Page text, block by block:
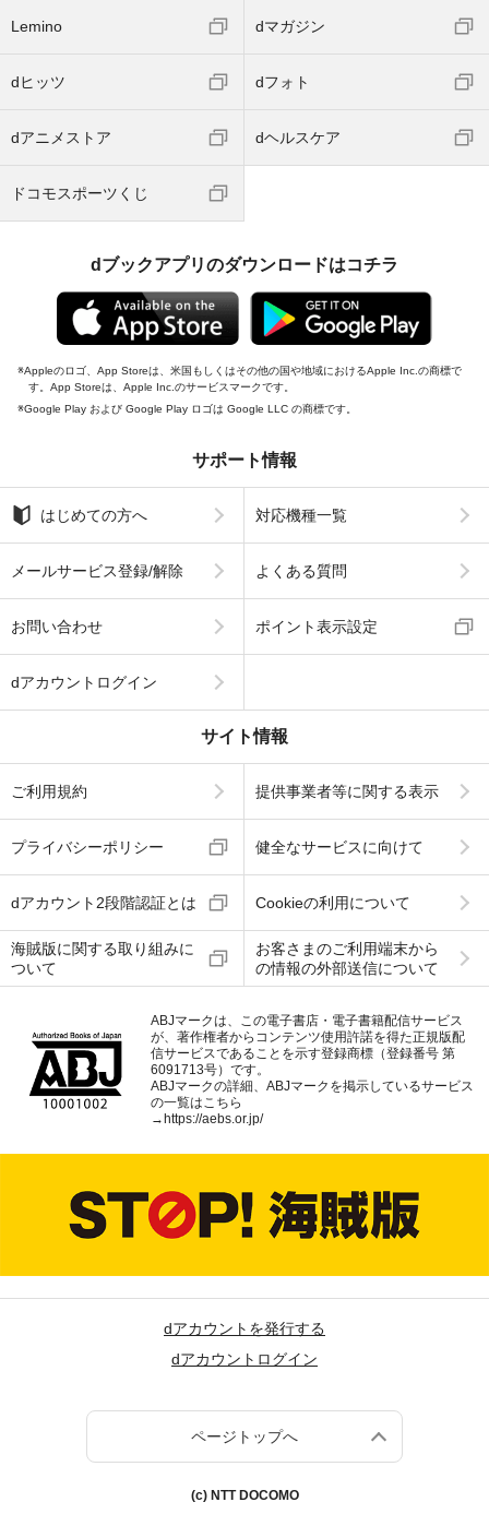
Lemino dマガジン
dヒッツ dフォト
dアニメストア dヘルスケア
ドコモスポーツくじ
dブックアプリのダウンロードはコチラ
Appleのロゴ、App Storeは、米国もしくはその他の国や地域におけるApple Inc.の商標で
す。App Storeは、Apple Inc.のサービスマークです。
Google Play および Google Play ロゴは Google LLC の商標です。
サポート情報
はじめての方へ 対応機種一覧
メールサービス登録/解除 よくある質問
お問い合わせ ポイント表示設定
dアカウントログイン
サイト情報
ご利用規約 提供事業者等に関する表示
プライバシーポリシー 健全なサービスに向けて
dアカウント2段階認証とは Cookieの利用について
海賊版に関する取り組みに
ついて
お客さまのご利用端末から
の情報の外部送信について
ABJマークは、この電子書店・電子書籍配信サービス
が、著作権者からコンテンツ使用許諾を得た正規版配
信サービスであることを示す登録商標（登録番号 第
6091713号）です。
ABJマークの詳細、ABJマークを掲示しているサービス
の一覧はこちら
→ https://aebs.or.jp/
dアカウントを発行する
dアカウントログイン
ページトップへ
(c) NTT DOCOMO